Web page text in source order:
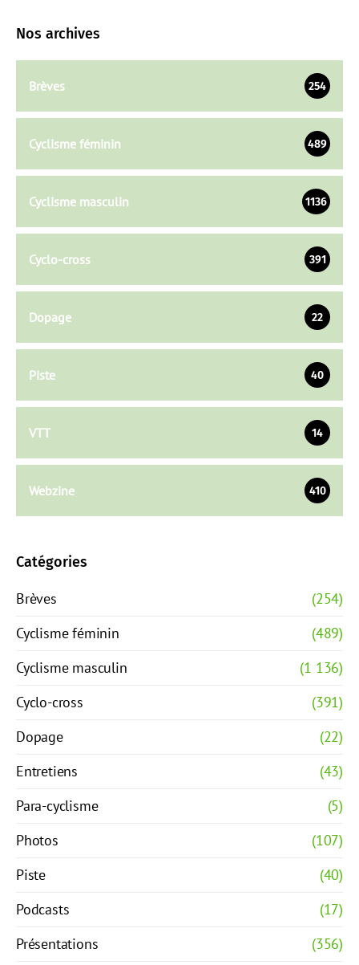
Nos archives
Brèves 254
Cyclisme féminin 489
Cyclisme masculin 1136
Cyclo-cross 391
Dopage 22
Piste 40
VTT 14
Webzine 410
Catégories
Brèves
(254)
Cyclisme féminin
(489)
Cyclisme masculin
(1 136)
Cyclo-cross
(391)
Dopage
(22)
Entretiens
(43)
Para-cyclisme
(5)
Photos
(107)
Piste
(40)
Podcasts
(17)
Présentations
(356)